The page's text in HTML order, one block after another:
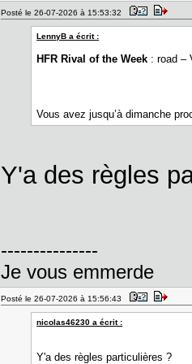
Posté le 26-07-2026 à 15:53:32
LennyB a écrit :
HFR Rival of the Week : road –
Vous avez jusqu’à dimanche
Y'a des règles
---------------
Je vous emmerde
Posté le 26-07-2026 à 15:56:43
nicolas46230 a écrit :
Y'a des règles particulières ?